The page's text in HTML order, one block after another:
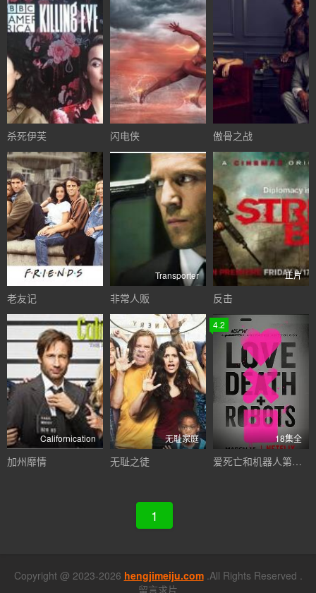
杀死伊芙 闪电侠 傲骨之战
老友记
Transporter
非常人贩
正片
反击
Californication
加州靡情
无耻家庭
无耻之徒
4.2
18集全
爱死亡和机器人第一季
1
Copyright @ 2023-2026 hengjimeiju.com.All Rights Reserved .
留言求片